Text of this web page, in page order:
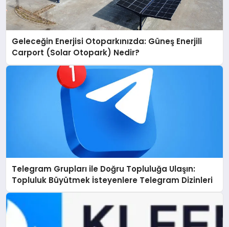
Geleceğin Enerjisi Otoparkınızda: Güneş Enerjili
Carport (Solar Otopark) Nedir?
Telegram Grupları ile Doğru Topluluğa Ulaşın:
Topluluk Büyütmek İsteyenlere Telegram Dizinleri